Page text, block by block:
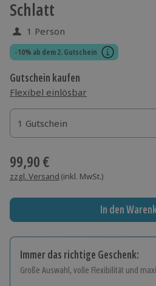
Schlatt
1 Person
-10% ab dem 2. Gutschein
Gutschein kaufen
Flexibel einlösbar
1 Gutschein
1 Gutschein
1 Gutschein
99,90 €
zzgl. Versand (inkl. MwSt.)
In den
Immer das richtige Geschenk:
Große Auswahl, volle Flexibilität und